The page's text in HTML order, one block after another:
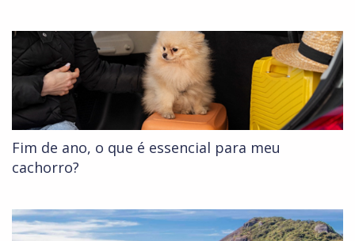
Fim de ano, o que é essencial para meu
cachorro?